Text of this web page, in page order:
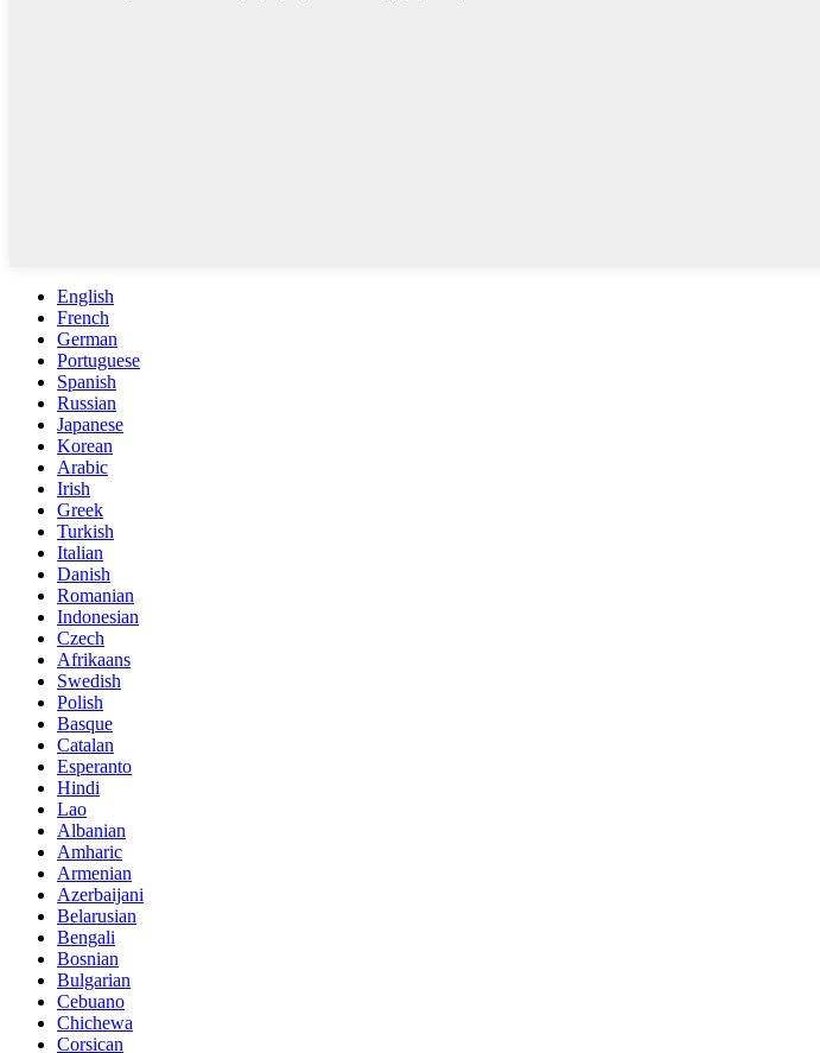
English
French
German
Portuguese
Spanish
Russian
Japanese
Korean
Arabic
Irish
Greek
Turkish
Italian
Danish
Romanian
Indonesian
Czech
Afrikaans
Swedish
Polish
Basque
Catalan
Esperanto
Hindi
Lao
Albanian
Amharic
Armenian
Azerbaijani
Belarusian
Bengali
Bosnian
Bulgarian
Cebuano
Chichewa
Corsican